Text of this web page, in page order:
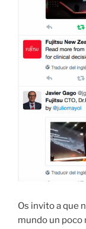
Os invito a que
mundo un poco